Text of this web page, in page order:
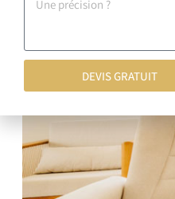
DEVIS GRATUIT